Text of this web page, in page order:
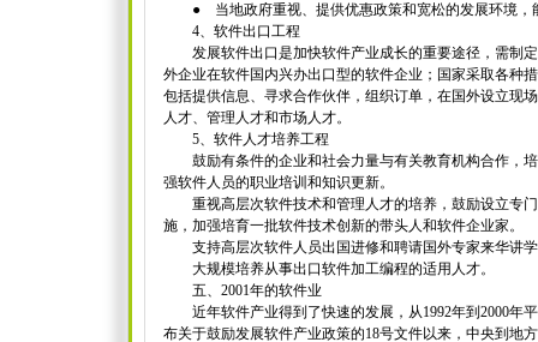
● 当地政府重视、提供优惠政策和宽松的发展环境，
4、软件出口工程
发展软件出口是加快软件产业成长的重要途径，需制定
外企业在软件国内兴办出口型的软件企业；国家采取各种
包括提供信息、寻求合作伙伴，组织订单，在国外设立现
人才、管理人才和市场人才。
5、软件人才培养工程
鼓励有条件的企业和社会力量与有关教育机构合作，培
强软件人员的职业培训和知识更新。
重视高层次软件技术和管理人才的培养，鼓励设立专门
施，加强培育一批软件技术创新的带头人和软件企业家。
支持高层次软件人员出国进修和聘请国外专家来华讲
大规模培养从事出口软件加工编程的适用人才。
五、2001年的软件业
近年软件产业得到了快速的发展，从1992年到2000年平
布关于鼓励发展软件产业政策的18号文件以来，中央到地